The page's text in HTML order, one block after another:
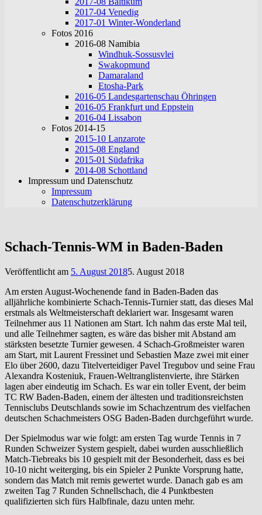
2017-04 Venedig
2017-01 Winter-Wonderland
Fotos 2016
2016-08 Namibia
Windhuk-Sossusvlei
Swakopmund
Damaraland
Etosha-Park
2016-05 Landesgartenschau Öhringen
2016-05 Frankfurt und Eppstein
2016-04 Lissabon
Fotos 2014-15
2015-10 Lanzarote
2015-08 England
2015-01 Südafrika
2014-08 Schottland
Impressum und Datenschutz
Impressum
Datenschutzerklärung
Schach-Tennis-WM in Baden-Baden
Veröffentlicht am 5. August 20185. August 2018
Am ersten August-Wochenende fand in Baden-Baden das
alljährliche kombinierte Schach-Tennis-Turnier statt, das dieses Mal
erstmals als Weltmeisterschaft deklariert war. Insgesamt waren
Teilnehmer aus 11 Nationen am Start. Ich nahm das erste Mal teil,
und alle Teilnehmer sagten, es wäre das bisher mit Abstand am
stärksten besetzte Turnier gewesen. 4 Schach-Großmeister waren
am Start, mit Laurent Fressinet und Sebastien Maze zwei mit einer
Elo über 2600, dazu Titelverteidiger Pavel Tregubov und seine Frau
Alexandra Kosteniuk, Frauen-Weltranglistenvierte, ihre Stärken
lagen aber eindeutig im Schach. Es war ein toller Event, der beim
TC RW Baden-Baden, einem der ältesten und traditionsreichsten
Tennisclubs Deutschlands sowie im Schachzentrum des vielfachen
deutschen Schachmeisters OSG Baden-Baden durchgeführt wurde.
Der Spielmodus war wie folgt: am ersten Tag wurde Tennis in 7
Runden Schweizer System gespielt, dabei wurden ausschließlich
Match-Tiebreaks bis 10 gespielt mit der Besonderheit, dass es bei
10-10 nicht weiterging, bis ein Spieler 2 Punkte Vorsprung hatte,
sondern das Match mit remis gewertet wurde. Danach gab es am
zweiten Tag 7 Runden Schnellschach, die 4 Punktbesten
qualifizierten sich fürs Halbfinale, dazu unten mehr.